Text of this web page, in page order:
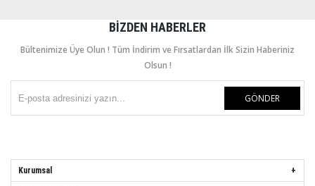
BIZDEN HABERLER
Bültenimize Üye Olun ! Tüm İndirim ve Fırsatlardan İlk Sizin Haberiniz
Olsun !
GÖNDER
Kurumsal